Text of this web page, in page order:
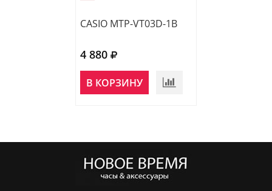
CASIO MTP-VT03D-1B
4 880
В КОРЗИНУ